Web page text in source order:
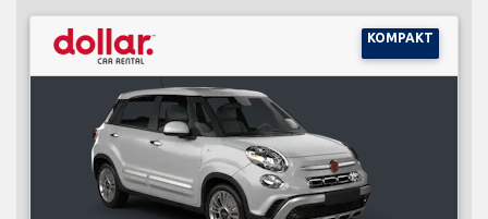
KOMPAKT